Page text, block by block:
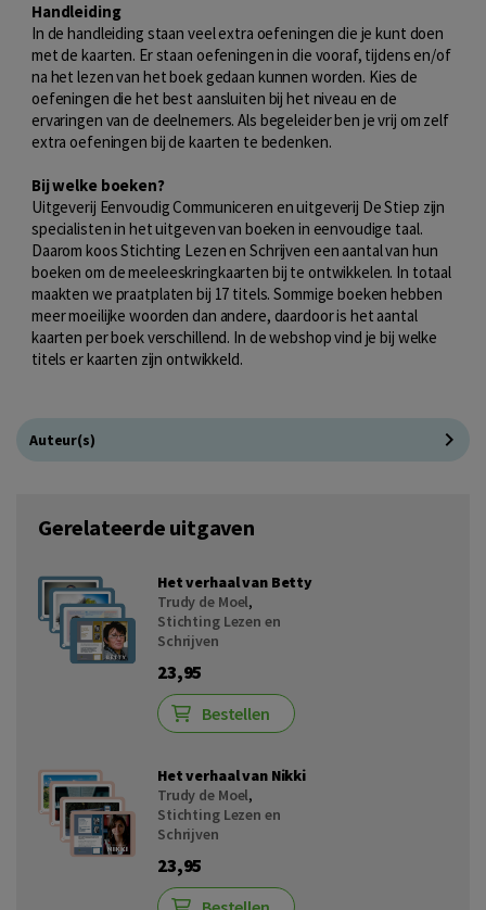
Handleiding
In de handleiding staan veel extra oefeningen die je kunt doen
met de kaarten. Er staan oefeningen in die vooraf, tijdens en/of
na het lezen van het boek gedaan kunnen worden. Kies de
oefeningen die het best aansluiten bij het niveau en de
ervaringen van de deelnemers. Als begeleider ben je vrij om zelf
extra oefeningen bij de kaarten te bedenken.
Bij welke boeken?
Uitgeverij Eenvoudig Communiceren en uitgeverij De Stiep zijn
specialisten in het uitgeven van boeken in eenvoudige taal.
Daarom koos Stichting Lezen en Schrijven een aantal van hun
boeken om de meeleeskringkaarten bij te ontwikkelen. In totaal
maakten we praatplaten bij 17 titels. Sommige boeken hebben
meer moeilijke woorden dan andere, daardoor is het aantal
kaarten per boek verschillend. In de webshop vind je bij welke
titels er kaarten zijn ontwikkeld.
Auteur(s)
Gerelateerde uitgaven
Het verhaal van Betty
Trudy de Moel,
Stichting Lezen en
Schrijven
23,95
Bestellen
Het verhaal van Nikki
Trudy de Moel,
Stichting Lezen en
Schrijven
23,95